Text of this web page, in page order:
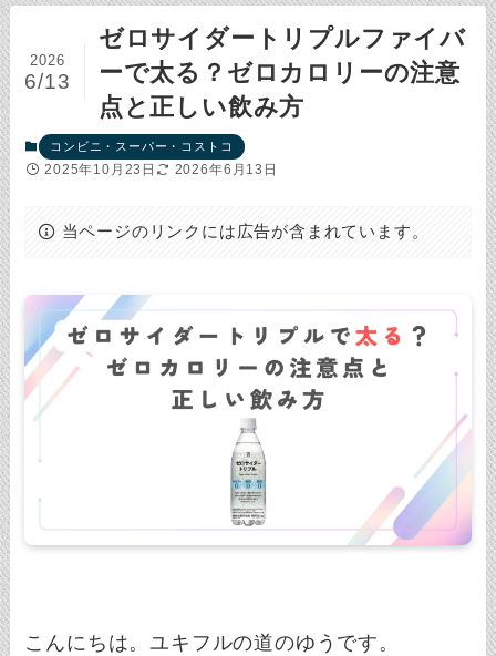
ゼロサイダートリプルファイバ
ーで太る？ゼロカロリーの注意
点と正しい飲み方
2026
6/13
コンビニ・スーパー・コストコ
2025年10月23日 2026年6月13日
当ページのリンクには広告が含まれています。
こんにちは。ユキフルの道のゆうです。